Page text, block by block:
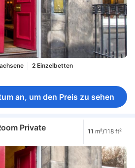
2 Einzelbetten
an, um den Preis zu sehen
Private
11 m²/118 ft²